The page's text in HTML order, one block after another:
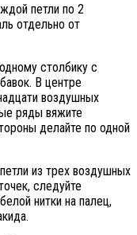
петли по 2
отдельно от
столбику с
В центре
воздушных
ряды вяжите
делайте по одной
из трех воздушных
следуйте
нитки на палец,